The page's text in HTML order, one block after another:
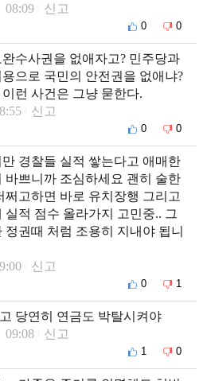
08:09 신고
0 0
수사권을 없애자고? 민주당과
으로 국민의 안전권을 없애냐?
런 사건은 그냥 묻한다.
신고
0 0
경찰들 실적 쌓는다고 애매한
바쁘니까 조심하세요 괜히 술한
쩌고하면 바로 유치장행 그리고
실적 점수 올라가지 고민중.. 그
권때 처럼 조용히 지내야 됩니
신고
0 1
당연히 연금도 박탈시켜야
09:08 신고
1 0